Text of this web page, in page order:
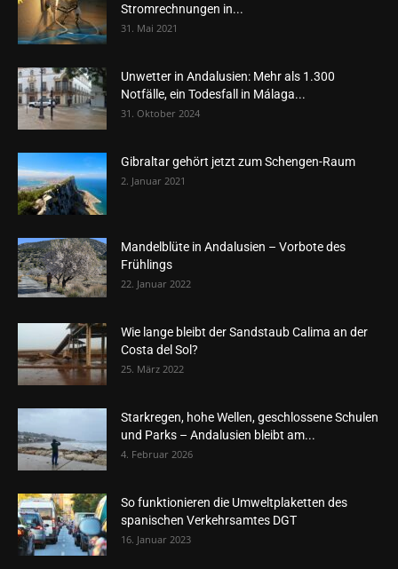
Stromrechnungen in...
31. Mai 2021
Unwetter in Andalusien: Mehr als 1.300
Notfälle, ein Todesfall in Málaga...
31. Oktober 2024
Gibraltar gehört jetzt zum Schengen-Raum
2. Januar 2021
Mandelblüte in Andalusien – Vorbote des
Frühlings
22. Januar 2022
Wie lange bleibt der Sandstaub Calima an der
Costa del Sol?
25. März 2022
Starkregen, hohe Wellen, geschlossene Schulen
und Parks – Andalusien bleibt am...
4. Februar 2026
So funktionieren die Umweltplaketten des
spanischen Verkehrsamtes DGT
16. Januar 2023